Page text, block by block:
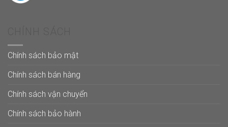
Chính sách bảo mật
Chính sách bán hàng
Chính sách vận chuyển
Chính sách bảo hành